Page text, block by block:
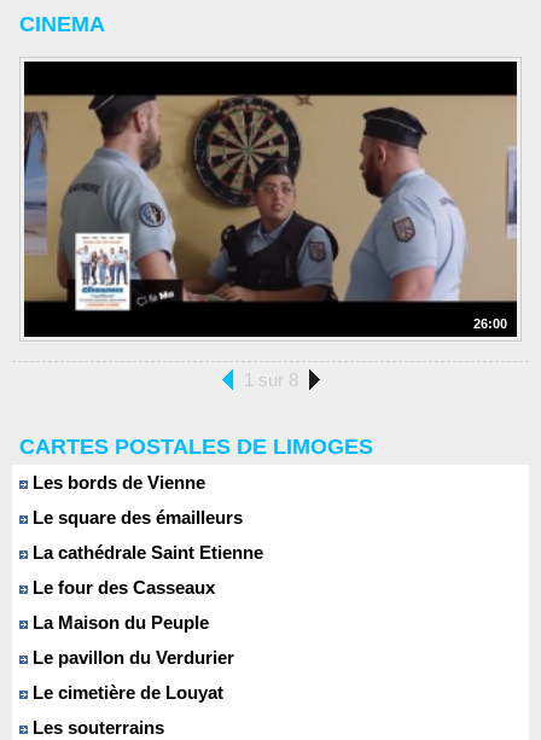
CINEMA
26:00
1 sur 8
CARTES POSTALES DE LIMOGES
Les bords de Vienne
Le square des émailleurs
La cathédrale Saint Etienne
Le four des Casseaux
La Maison du Peuple
Le pavillon du Verdurier
Le cimetière de Louyat
Les souterrains